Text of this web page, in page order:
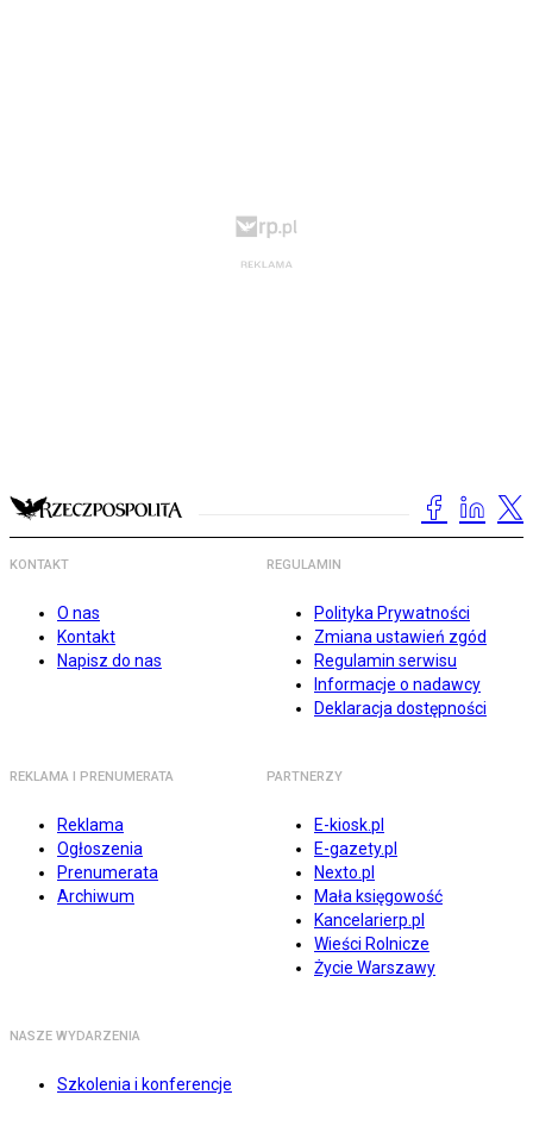
KONTAKT
O nas
Kontakt
Napisz do nas
REGULAMIN
Polityka Prywatności
Zmiana ustawień zgód
Regulamin serwisu
Informacje o nadawcy
Deklaracja dostępności
REKLAMA I PRENUMERATA
Reklama
Ogłoszenia
Prenumerata
Archiwum
PARTNERZY
E-kiosk.pl
E-gazety.pl
Nexto.pl
Mała księgowość
Kancelarierp.pl
Wieści Rolnicze
Życie Warszawy
NASZE WYDARZENIA
Szkolenia i konferencje